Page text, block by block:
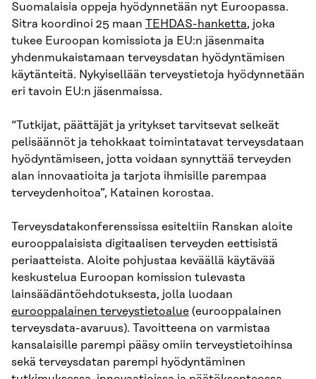
Suomalaisia oppeja hyödynnetään nyt Euroopassa.
Sitra koordinoi 25 maan TEHDAS-hanketta, joka
tukee Euroopan komissiota ja EU:n jäsenmaita
yhdenmukaistamaan terveysdatan hyödyntämisen
käytänteitä. Nykyisellään terveystietoja hyödynnetään
eri tavoin EU:n jäsenmaissa.
“Tutkijat, päättäjät ja yritykset tarvitsevat selkeät
pelisäännöt ja tehokkaat toimintatavat terveysdataan
hyödyntämiseen, jotta voidaan synnyttää terveyden
alan innovaatioita ja tarjota ihmisille parempaa
terveydenhoitoa”, Katainen korostaa.
Terveysdatakonferenssissa esiteltiin Ranskan aloite
eurooppalaisista digitaalisen terveyden eettisistä
periaatteista. Aloite pohjustaa keväällä käytävää
keskustelua Euroopan komission tulevasta
lainsäädäntöehdotuksesta, jolla luodaan
eurooppalainen terveystietoalue (eurooppalainen
terveysdata-avaruus). Tavoitteena on varmistaa
kansalaisille parempi pääsy omiin terveystietoihinsa
sekä terveysdatan parempi hyödyntäminen